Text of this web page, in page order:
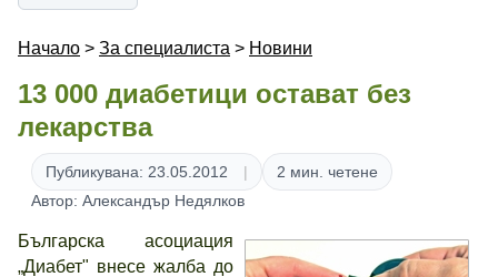
Начало > За специалиста > Новини
13 000 диабетици остават без
лекарства
Публикувана: 23.05.2012
2 мин. четене
Автор: Александър Недялков
Българска асоциация
„Диабет" внесе жалба до